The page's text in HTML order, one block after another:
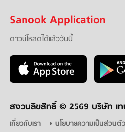
Sanook Application
ดาวน์โหลดได้แล้ววันนี้
สงวนลิขสิทธิ์ © 2569 บริษัท เท
เกี่ยวกับเรา นโยบายความเป็นส่วนตัว